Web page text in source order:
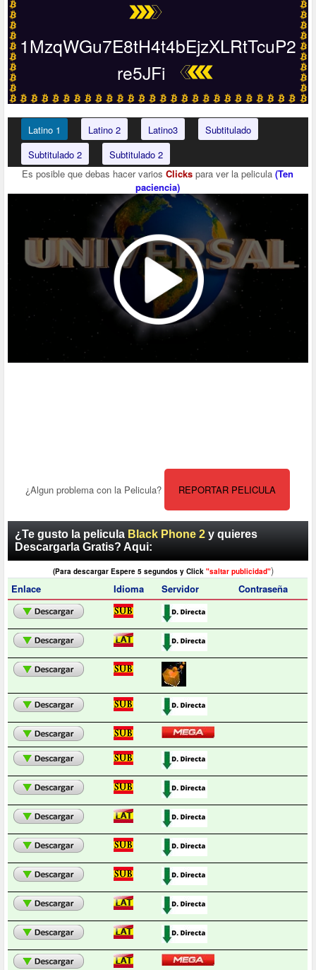
1MzqWGu7E8tH4t4bEjzXLRtTcuP2
re5JFi
Latino 1 Latino 2 Latino3
Subtitulado
Subtitulado 2
Subtitulado 2
Es posible que debas hacer variosClicks para ver la pelicula(Ten
paciencia)
¿Algun problema con la Pelicula? REPORTAR PELICULA
¿Te gusto la pelicula Black Phone 2 y quieres
Descargarla Gratis? Aqui:
(Para descargar Espere 5 segundos y Click "saltar publicidad")
Enlace
Idioma Servidor Contraseña